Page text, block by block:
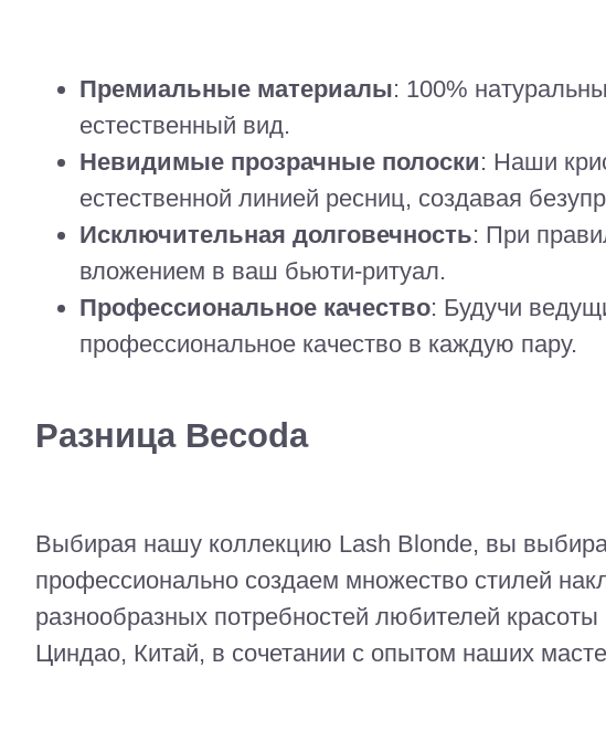
Премиальные материалы: 100%
естественный вид.
Невидимые прозрачные полоски: Наши
естественной линией ресниц, создавая
Исключительная долговечность: При
вложением в ваш бьюти-ритуал.
Профессиональное качество: Будучи
профессиональное качество в каждую пару.
Разница Becoda
Выбирая нашу коллекцию Lash Blonde, вы
профессионально создаем множество стилей
разнообразных потребностей любителей
Циндао, Китай, в сочетании с опытом наших